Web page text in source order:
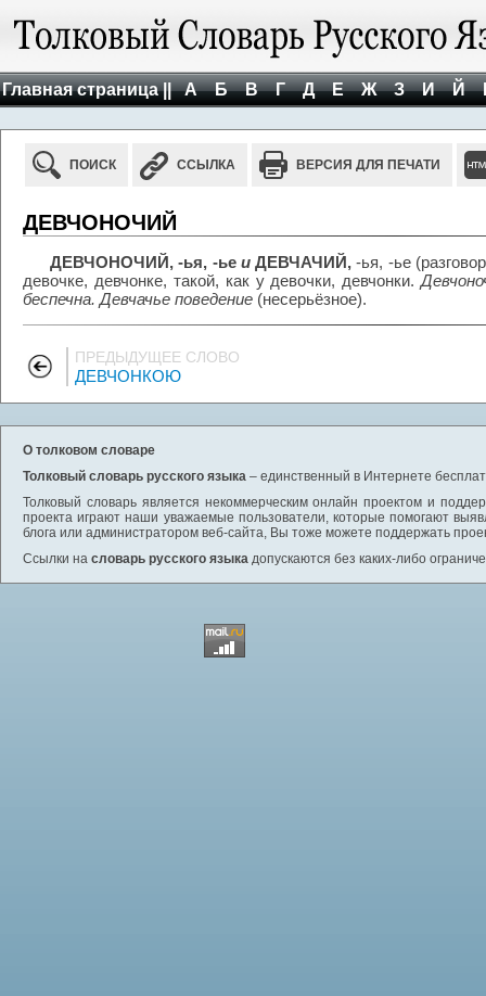
Главная страница || А Б В Г Д Е Ж З И Й
ПОИСК ССЫЛКА ВЕРСИЯ ДЛЯ ПЕЧАТИ
ДЕВЧОНОЧИЙ
ДЕВЧОНОЧИЙ, -ья, -ье иДЕВЧАЧИЙ, -ья, -ье
девочке, девчонке, такой, как у девочки, девчонки.
беспечна. Девчачье поведение (несерьёзное).
ПРЕДЫДУЩЕЕ СЛОВО
ДЕВЧОНКОЮ
О толковом словаре
Толковый словарь русского языка – единственный в Интернете
Толковый словарь является некоммерческим онлайн проектом и
проекта играют наши уважаемые пользователи, которые помогают
блога или администратором веб-сайта, Вы тоже можете поддержать
Ссылки на словарь русского языка допускаются без каких-либо